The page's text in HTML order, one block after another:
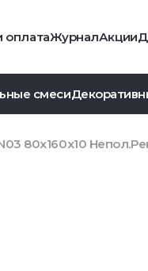
оплатаЖурналАкции
смеси
80x160x10